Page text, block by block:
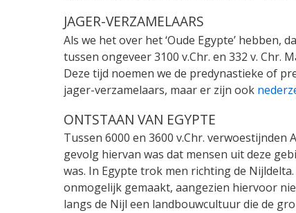
JAGER-VERZAMELAARS
Als we het over het ‘Oude Egypte’ hebben,
tussen ongeveer 3100 v.Chr. en 332 v. Chr.
Deze tijd noemen we de predynastieke of
jager-verzamelaars, maar er zijn ook
ONTSTAAN VAN EGYPTE
Tussen 6000 en 3600 v.Chr.
gevolg hiervan was dat mensen uit deze
was. In Egypte trok men richting de
onmogelijk gemaakt, aangezien hiervoor
langs de Nijl een landbouwcultuur die de